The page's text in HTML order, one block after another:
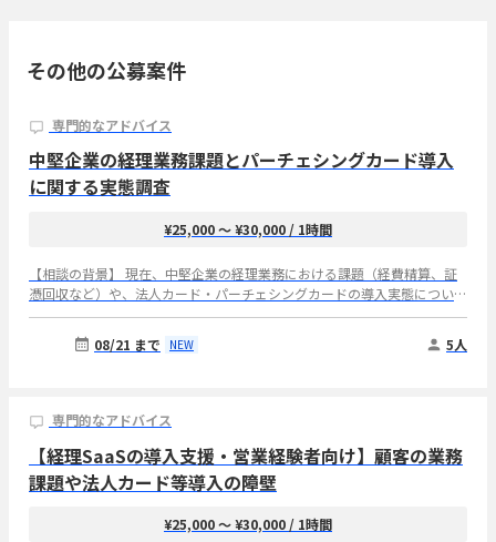
その他の公募案件
専門的なアドバイス
中堅企業の経理業務課題とパーチェシングカード導入
に関する実態調査
¥25,000 〜 ¥30,000 / 1時間
【相談の背景】 現在、中堅企業の経理業務における課題（経費精算、証
憑回収など）や、法人カード・パーチェシングカードの導入実態について
市場調査を行っており、ご経験者の方にお話をお伺いしたく考えておりま
1,000名の中堅企業でのご所属経験 ・経理・財務部長のご経験（複数社で
されていたご経験 【お伺いしたいこと】 ① ご経験の会社ではどのような
システム・社内フローおよびマニュアルで経費精算、証憑回収、カード明
細突合、予算管理を行っていたか。特に工数がかかるところはどこか ②
証憑未提出、明細突合、部門別予算管理などで、負荷・リスクが特に大き
い業務は何か ③ 法人カードおよびパーチェシングカードを導入・拡大・
【インタビュー実施概要】 所要時間：1時間 実施時期：8月10日(月)〜 8
08/21 まで NEW 5人
専門的なアドバイス
【経理SaaSの導入支援・営業経験者向け】顧客の業務
課題や法人カード等導入の障壁
¥25,000 〜 ¥30,000 / 1時間